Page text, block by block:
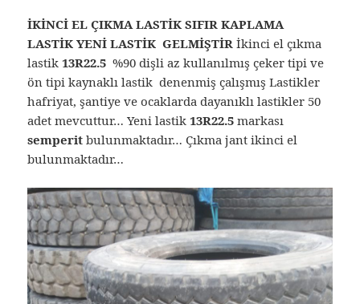
İKİNCİ EL ÇIKMA LASTİK SIFIR KAPLAMA
LASTİK YENİ LASTİK GELMİŞTİRİkinci el çıkma
lastik13R22.5 %90 dişli az kullanılmış çeker tipi ve
ön tipi kaynaklı lastik denenmiş çalışmış Lastikler
hafriyat, şantiye ve ocaklarda dayanıklı lastikler 50
adet mevcuttur… Yeni lastik13R22.5markası
semperit bulunmaktadır… Çıkma jant ikinci el
bulunmaktadır…